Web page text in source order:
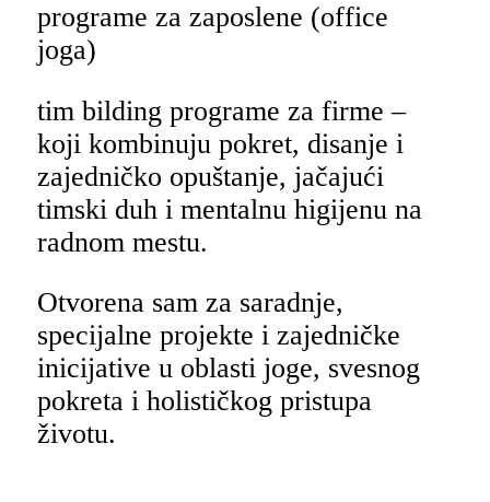
programe za zaposlene (office
joga)
tim bilding programe za firme –
koji kombinuju pokret, disanje i
zajedničko opuštanje, jačajući
timski duh i mentalnu higijenu na
radnom mestu.
Otvorena sam za saradnje,
specijalne projekte i zajedničke
inicijative u oblasti joge, svesnog
pokreta i holističkog pristupa
životu.